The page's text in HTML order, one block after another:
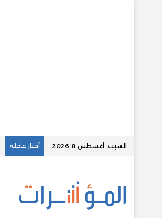
السبت, أغسطس 8 2026 أخبار عاجلة